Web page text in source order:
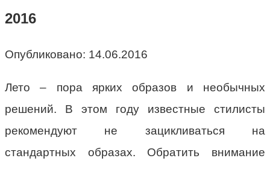
2016
Опубликовано: 14.06.2016
Лето – пора ярких образов и необычных
решений. В этом году известные стилисты
рекомендуют не зацикливаться на
стандартных образах. Обратить внимание